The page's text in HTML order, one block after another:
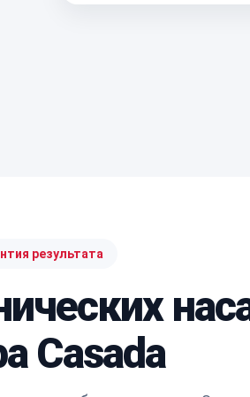
результата
Casada